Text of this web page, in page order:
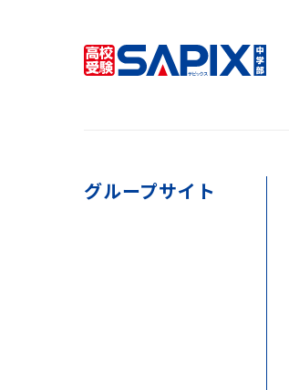
グループサイト